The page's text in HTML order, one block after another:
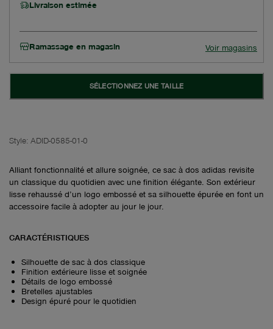
Livraison estimée
Ramassage en magasin Voir magasins
SÉLECTIONNEZ UNE TAILLE
Style: ADID-0585-01-0
Alliant fonctionnalité et allure soignée, ce sac à dos adidas revisite
un classique du quotidien avec une finition élégante. Son extérieur
lisse rehaussé d’un logo embossé et sa silhouette épurée en font un
accessoire facile à adopter au jour le jour.
CARACTÉRISTIQUES
Silhouette de sac à dos classique
Finition extérieure lisse et soignée
Détails de logo embossé
Bretelles ajustables
Design épuré pour le quotidien